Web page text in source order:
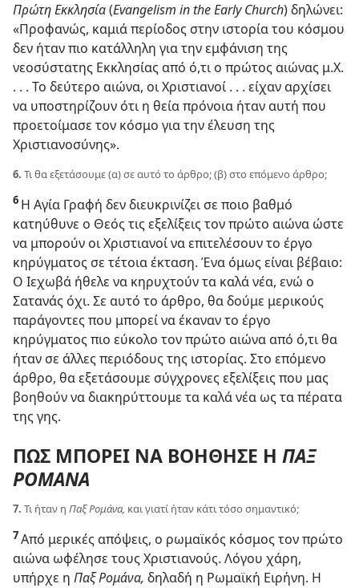
Πρώτη Εκκλησία(Evangelism in the Early Church) δηλώνει:
«Προφανώς, καμιά περίοδος στην ιστορία του κόσμου
δεν ήταν πιο κατάλληλη για την εμφάνιση της
νεοσύστατης Εκκλησίας από ό,τι ο πρώτος αιώνας μ.Χ.
. . . Το δεύτερο αιώνα, οι Χριστιανοί . . . είχαν αρχίσει
να υποστηρίζουν ότι η θεία πρόνοια ήταν αυτή που
προετοίμασε τον κόσμο για την έλευση της
Χριστιανοσύνης».
6. Τι θα εξετάσουμε (α) σε αυτό το άρθρο; (β) στο επόμενο άρθρο;
6 Η Αγία Γραφή δεν διευκρινίζει σε ποιο βαθμό
κατηύθυνε ο Θεός τις εξελίξεις τον πρώτο αιώνα ώστε
να μπορούν οι Χριστιανοί να επιτελέσουν το έργο
κηρύγματος σε τέτοια έκταση. Ένα όμως είναι βέβαιο:
Ο Ιεχωβά ήθελε να κηρυχτούν τα καλά νέα, ενώ ο
Σατανάς όχι. Σε αυτό το άρθρο, θα δούμε μερικούς
παράγοντες που μπορεί να έκαναν το έργο
κηρύγματος πιο εύκολο τον πρώτο αιώνα από ό,τι θα
ήταν σε άλλες περιόδους της ιστορίας. Στο επόμενο
άρθρο, θα εξετάσουμε σύγχρονες εξελίξεις που μας
βοηθούν να διακηρύττουμε τα καλά νέα ως τα πέρατα
της γης.
ΠΩΣ ΜΠΟΡΕΙ ΝΑ ΒΟΗΘΗΣΕ Η ΠΑΞ
ΡΟΜΑΝΑ
7. Τι ήταν η Παξ Ρομάνα, και γιατί ήταν κάτι τόσο σημαντικό;
7Από μερικές απόψεις, ο ρωμαϊκός κόσμος τον πρώτο
αιώνα ωφέλησε τους Χριστιανούς. Λόγου χάρη,
υπήρχε η Παξ Ρομάνα, δηλαδή η Ρωμαϊκή Ειρήνη. Η